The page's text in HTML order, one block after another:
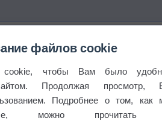
файлов cookie
чтобы Вам было
Продолжая просмотр,
Подробнее о том, как
можно прочитать